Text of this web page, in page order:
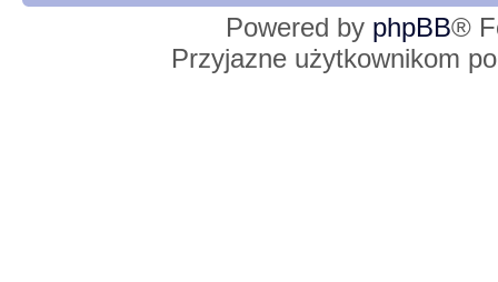
Powered by phpBB®
Przyjazne użytkownikom